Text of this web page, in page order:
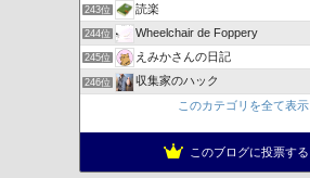
243位 読楽
244位 Wheelchair de Foppery
245位 えみかさんの日記
246位
収集家のハック
このカテゴリを全て表示
このブログに投票する